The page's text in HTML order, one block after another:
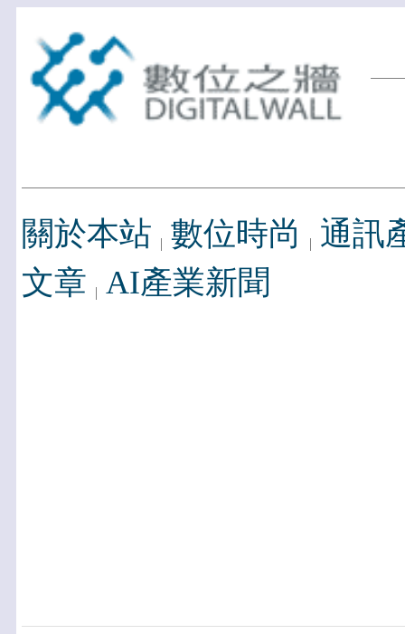
關於本站 數位時尚
通訊
文章 AI產業新聞